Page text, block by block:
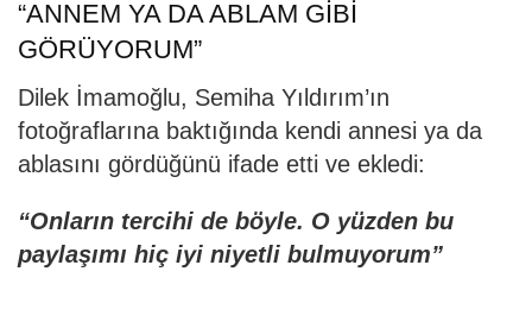
“ANNEM YA DA ABLAM GİBİ
GÖRÜYORUM”
Dilek İmamoğlu, Semiha Yıldırım’ın
fotoğraflarına baktığında kendi annesi ya da
ablasını gördüğünü ifade etti ve ekledi:
“Onların tercihi de böyle. O yüzden bu
paylaşımı hiç iyi niyetli bulmuyorum”